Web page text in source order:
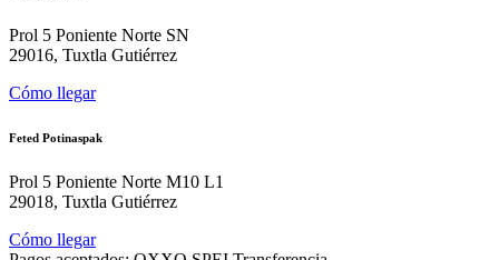
Prol 5 Poniente Norte SN
29016, Tuxtla Gutiérrez
Cómo llegar
Feted Potinaspak
Prol 5 Poniente Norte M10 L1
29018, Tuxtla Gutiérrez
Cómo llegar